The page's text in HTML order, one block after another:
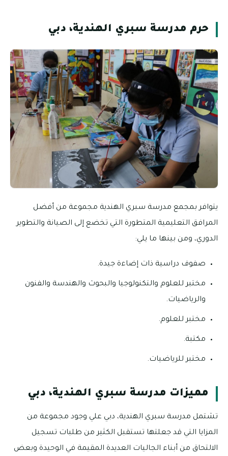
حرم مدرسة سبري الهندية، دبي
يتوافر بمجمع مدرسة سبري الهندية مجموعة من أفضل
المرافق التعليمية المتطورة التي تخضع إلى الصيانة والتطوير
الدوري، ومن بينها ما يلي:
صفوف دراسية ذات إضاءة جيدة.
مختبر للعلوم والتكنولوجيا والبحوث والهندسة والفنون
والرياضيات.
مختبر للعلوم.
مكتبة.
مختبر للرياضيات.
مميزات مدرسة سبري الهندية، دبي
تشتمل مدرسة سبري الهندية، دبي علي وجود مجموعة من
المزايا التي قد جعلتها تستقبل الكثير من طلبات تسجيل
الالتحاق من أبناء الجاليات العديدة المقيمة في الوحيدة وبعض